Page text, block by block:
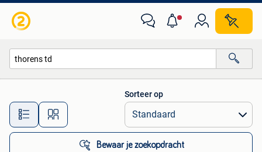
Alle afstanden…
Sorteer op
Bewaar je zoekopdracht